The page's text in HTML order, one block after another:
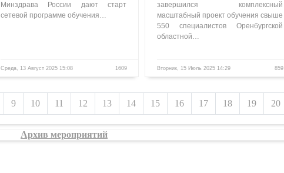
Минздрава России дают старт
сетевой программе обучения…
Среда, 13 Август 2025 15:08 1609
завершился комплексный
масштабный проект обучения свыше
550 специалистов Оренбургской
областной…
Вторник, 15 Июль 2025 14:29 859
9 10 11 12 13 14 15 16 17 18 19 20
Архив мероприятий